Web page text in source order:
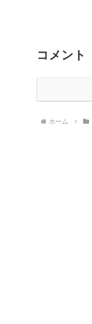
コメント
ホーム